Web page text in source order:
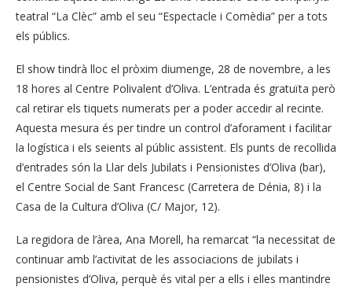
teatral “La Clèc” amb el seu “Espectacle i Comèdia” per a tots
els públics.
El show tindrà lloc el pròxim diumenge, 28 de novembre, a les
18 hores al Centre Polivalent d’Oliva. L’entrada és gratuïta però
cal retirar els tiquets numerats per a poder accedir al recinte.
Aquesta mesura és per tindre un control d’aforament i facilitar
la logística i els seients al públic assistent. Els punts de recollida
d’entrades són la Llar dels Jubilats i Pensionistes d’Oliva (bar),
el Centre Social de Sant Francesc (Carretera de Dénia, 8) i la
Casa de la Cultura d’Oliva (C/ Major, 12).
La regidora de l’àrea, Ana Morell, ha remarcat “la necessitat de
continuar amb l’activitat de les associacions de jubilats i
pensionistes d’Oliva, perquè és vital per a ells i elles mantindre